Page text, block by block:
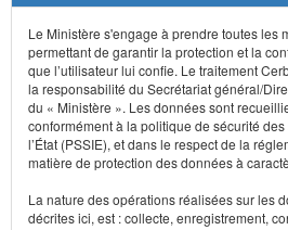
Le Ministère s'engage à prendre toutes les
permettant de garantir la protection et la
que l’utilisateur lui confie. Le traitement
la responsabilité du Secrétariat général/
du « Ministère ». Les données sont
conformément à la politique de sécurité des
l’État (PSSIE), et dans le respect de la
matière de protection des données à
La nature des opérations réalisées sur les
décrites ici, est : collecte, enregistrement,